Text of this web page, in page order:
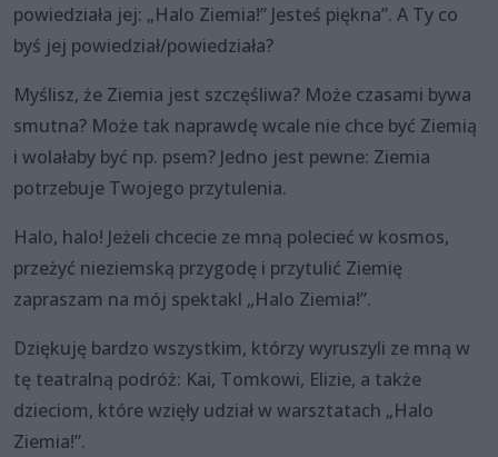
powiedziała jej: „Halo Ziemia!” Jesteś piękna”. A Ty co
byś jej powiedział/powiedziała?
Myślisz, że Ziemia jest szczęśliwa? Może czasami bywa
smutna? Może tak naprawdę wcale nie chce być Ziemią
i wolałaby być np. psem? Jedno jest pewne: Ziemia
potrzebuje Twojego przytulenia.
Halo, halo! Jeżeli chcecie ze mną polecieć w kosmos,
przeżyć nieziemską przygodę i przytulić Ziemię
zapraszam na mój spektakl „Halo Ziemia!”.
Dziękuję bardzo wszystkim, którzy wyruszyli ze mną w
tę teatralną podróż: Kai, Tomkowi, Elizie, a także
dzieciom, które wzięły udział w warsztatach „Halo
Ziemia!”.